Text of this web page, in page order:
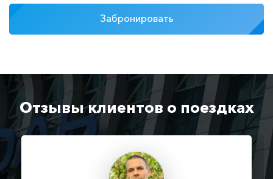
Забронировать
Отзывы клиентов о поездках